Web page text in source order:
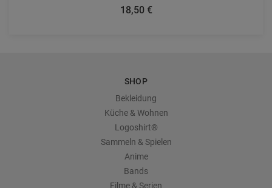
18,50 €
SHOP
Bekleidung
Küche & Wohnen
Logoshirt®
Sammeln & Spielen
Anime
Bands
Filme & Serien